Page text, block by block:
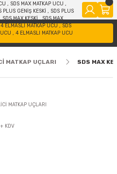
MATKAP UÇLARI SDS MAX
MATKAP UÇLARI
KDV